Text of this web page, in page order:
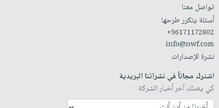
تواصل معنا
أسئلة يتكرر طرحها
+96171172802
info@nwf.com
نشرة الإصدارات
اشترك مجاناً في نشراتنا البريدية
كي يصلك آخر أخبار الشركة